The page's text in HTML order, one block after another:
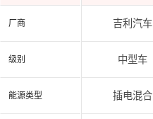
厂商
级别
能源类型
吉利汽车
中型车
插电混合